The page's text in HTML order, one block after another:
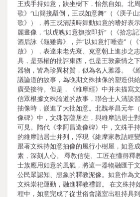
王戎手持如意，趺坐樹下，怡然自如。北
歌》“山簡接䍦倒，王戎如意舞”（《庾子
歌》），將王戎清談時舞動如意的嗜好表
麗畫像，“以虎魄如意撫按即折”（《拾忘
酒后詠《龜雖壽》，并“以如意打唾壺”（
放》），表達未老先衰、克意朝上進步之
具，是孫權的批評東西，也是王敦豪情之
器物，皆為珍異材質，似為名人雅器。 《
議論道的故事，為晚期文殊抽像的塑造供
廣受接待。但是，《維摩經》中并未描寫
信眾根據文殊論道的故事，聯合士人清談
抽像時，嵌進了大批如意。北魏孝昌元年
像碑》中，文殊菩薩居左，與維摩詰居士
可見。隋代《李阿昌造像碑》中，文殊手
的維摩詰居士并列，浮現《維摩家教詰經
跟著文殊持如意抽像的風行小樹屋，如意
素，深刻人心。 釋教信徒、工匠在懂得釋
士族應用如意的風氣，將這一器物融匯于
公民眾認知、想象的釋教泥像。如意作為
文殊崇祀運動，融進釋教禮節。 在文殊持
程中，如意完成了從世俗會議室出租持具